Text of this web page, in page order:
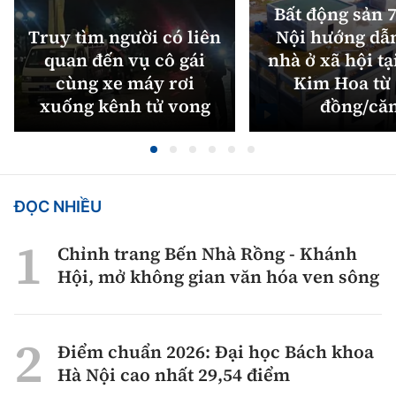
Truy tìm người có liên
quan đến vụ cô gái
cùng xe máy rơi
xuống kênh tử vong
Bất động sản
Nội hướng
nhà ở xã hội
Kim Hoa từ
đồng/
ĐỌC NHIỀU
Chỉnh trang Bến Nhà Rồng - Khánh
Hội, mở không gian văn hóa ven sông
Điểm chuẩn 2026: Đại học Bách khoa
Hà Nội cao nhất 29,54 điểm